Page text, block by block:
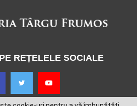
REȚELELE SOCIALE